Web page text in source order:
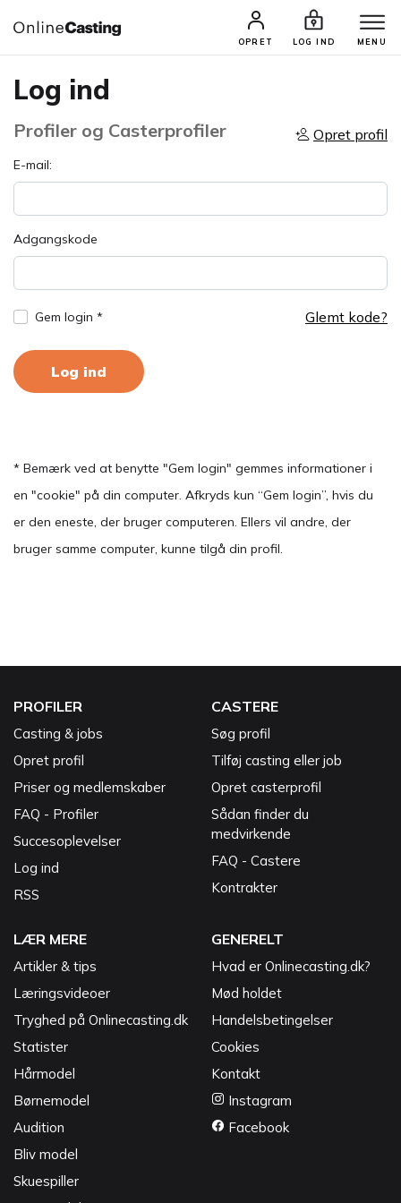
OPRET LOG IND MENU
Log ind
Profiler og Casterprofiler Opret profil
E-mail:
Adgangskode
Gem login * Glemt kode?
Log ind
* Bemærk ved at benytte "Gem login" gemmes informationer i
en "cookie" på din computer. Afkryds kun “Gem login”, hvis du
er den eneste, der bruger computeren. Ellers vil andre, der
bruger samme computer, kunne tilgå din profil.
PROFILER
Casting & jobs
Opret profil
Priser og medlemskaber
FAQ - Profiler
Succesoplevelser
Log ind
RSS
CASTERE
Søg profil
Tilføj casting eller job
Opret casterprofil
Sådan finder du
medvirkende
FAQ - Castere
Kontrakter
LÆR MERE
Artikler & tips
Læringsvideoer
Tryghed på Onlinecasting.dk
Statister
Hårmodel
Børnemodel
Audition
Bliv model
Skuespiller
GENERELT
Hvad er Onlinecasting.dk?
Mød holdet
Handelsbetingelser
Cookies
Kontakt
Instagram
Facebook